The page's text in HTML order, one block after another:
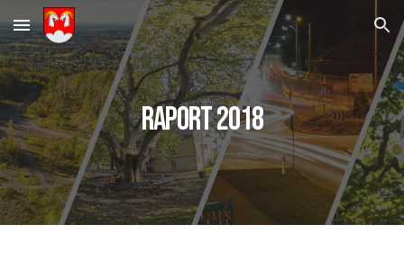
Skip to main content Skip to navigation
Raport 2018